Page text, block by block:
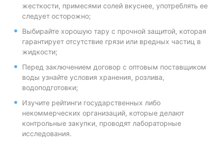
жесткости, примесями солей вкуснее, употреблять ее
следует осторожно;
Выбирайте хорошую тару с прочной защитой, которая
гарантирует отсутствие грязи или вредных частиц в
жидкости;
Перед заключением договор с оптовым поставщиком
воды узнайте условия хранения, розлива,
водоподготовки;
Изучите рейтинги государственных либо
некоммерческих организаций, которые делают
контрольные закупки, проводят лабораторные
исследования.